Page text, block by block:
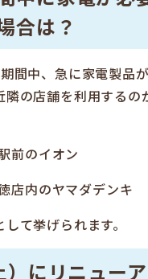
合は？
間中、急に家電製品
隣の店舗を利用するの
前のイオン
店内のヤマダデンキ
て挙げられます。
にリニュー